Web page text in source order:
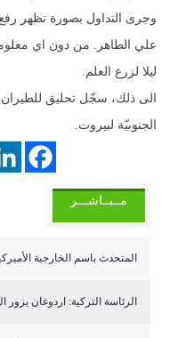
وجرى التداول بصورة تظهر رفع
علي الطاهر. من دون اي
ليلا لزرع العلم.
الى ذلك، سجّل تحليق للطيران
الجنوبيّة لبيروت.
مــبــاشـــر
المتحدث باسم الخارجية
الرئاسة التركية: اردوغان يزور